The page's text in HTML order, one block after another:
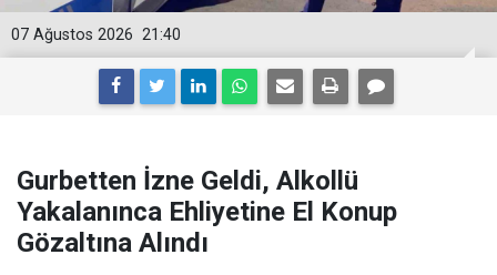
21:40
07 Ağustos 2026
Gurbetten İzne Geldi, Alkollü
Yakalanınca Ehliyetine El Konup
Gözaltına Alındı